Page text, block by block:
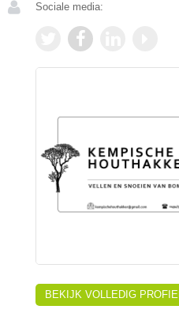
Sociale media:
BEKIJK VOLLEDIG PROFIEL